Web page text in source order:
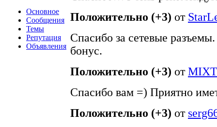
Основное
Сообщения
Темы
Репутация
Объявления
Положительно (+3) от
Спасибо за сетевые
бонус.
Положительно (+3) от
Спасибо вам =) Приятно
Положительно (+3) от